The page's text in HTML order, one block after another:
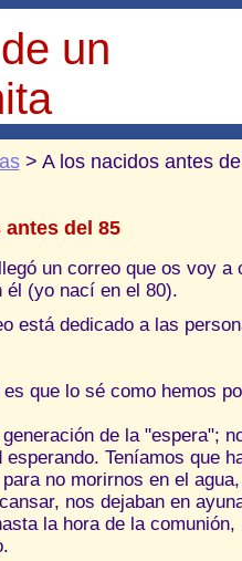
un
> A los nacidos antes
del 85
un correo que os voy
él (yo nací en el 80).
está dedicado a las
es que lo sé como hemos
de la "espera";
esperando. Teníamos que
no morirnos en el
nos dejaban en
la hora de la